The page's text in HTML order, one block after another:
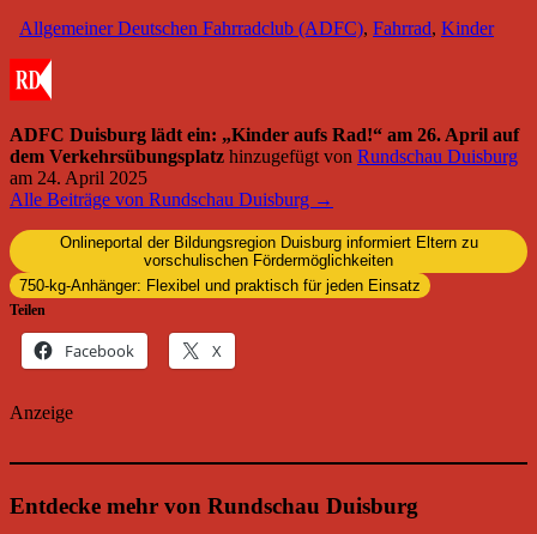
Allgemeiner Deutschen Fahrradclub (ADFC), Fahrrad, Kinder
ADFC Duisburg lädt ein: „Kinder aufs Rad!“ am 26. April auf
dem Verkehrsübungsplatz hinzugefügt von Rundschau Duisburg
am 24. April 2025
Alle Beiträge von Rundschau Duisburg →
Onlineportal der Bildungsregion Duisburg informiert Eltern zu
vorschulischen Fördermöglichkeiten
750-kg-Anhänger: Flexibel und praktisch für jeden Einsatz
Teilen
Facebook X
Anzeige
Entdecke mehr von Rundschau Duisburg